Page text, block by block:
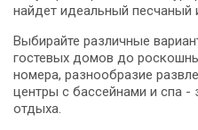
найдет идеальный песчаный
Выбирайте различные
гостевых домов до
номера, разнообразие
центры с бассейнами и спа -
отдыха.